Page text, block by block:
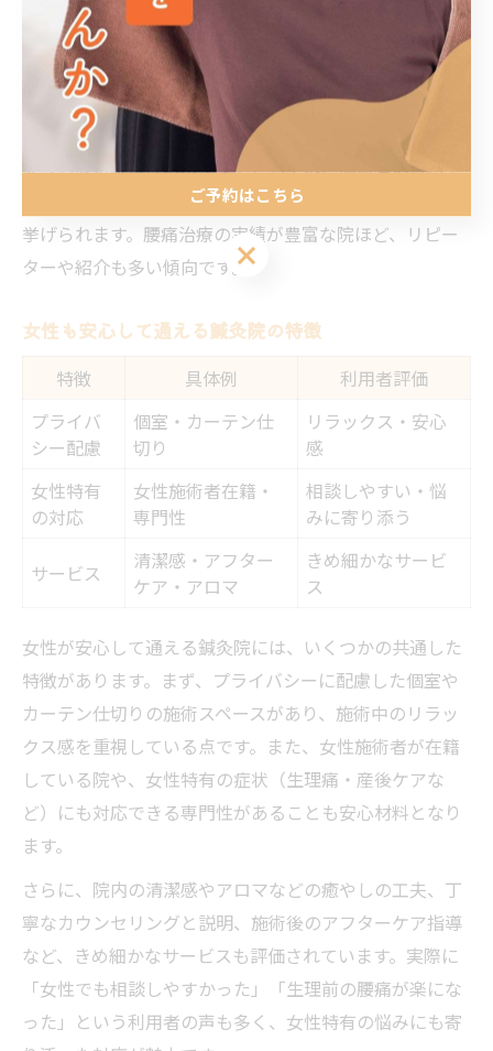
かりと症状や生活習慣をヒアリングし、利用者一人ひと
りに合った施術プランを提案。施術中の痛みや不安を最
小限に抑えたやさしい鍼治療を心がけているため、鍼灸
が初めての方や女性でも安心して通うことができます。
失敗しない院選びのポイントとしては、施術者の資格や
経験、院内の衛生管理、口コミや評判のチェックなどが
挙げられます。腰痛治療の実績が豊富な院ほど、リピー
ターや紹介も多い傾向です。
女性も安心して通える鍼灸院の特徴
特徴 具体例
利用者評価
プライバ
シー配慮
個室・カーテン仕
切り
リラックス・安心
感
女性特有
の対応
女性施術者在籍・
専門性
相談しやすい・悩
みに寄り添う
サービス
清潔感・アフター
ケア・アロマ
きめ細かなサービ
ス
女性が安心して通える鍼灸院には、いくつかの共通した
特徴があります。まず、プライバシーに配慮した個室や
カーテン仕切りの施術スペースがあり、施術中のリラッ
クス感を重視している点です。また、女性施術者が在籍
している院や、女性特有の症状（生理痛・産後ケアな
ど）にも対応できる専門性があることも安心材料となり
ます。
さらに、院内の清潔感やアロマなどの癒やしの工夫、丁
寧なカウンセリングと説明、施術後のアフターケア指導
など、きめ細かなサービスも評価されています。実際に
「女性でも相談しやすかった」「生理前の腰痛が楽にな
った」という利用者の声も多く、女性特有の悩みにも寄
ご予約はこちら
ご予約はこちら